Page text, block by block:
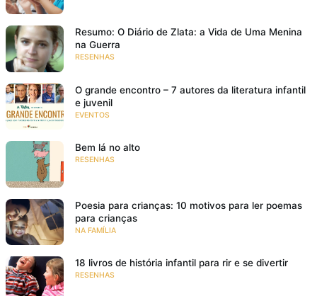
Resumo: O Diário de Zlata: a Vida de Uma Menina
na Guerra
RESENHAS
O grande encontro – 7 autores da literatura infantil
e juvenil
EVENTOS
Bem lá no alto
RESENHAS
Poesia para crianças: 10 motivos para ler poemas
para crianças
NA FAMÍLIA
18 livros de história infantil para rir e se divertir
RESENHAS